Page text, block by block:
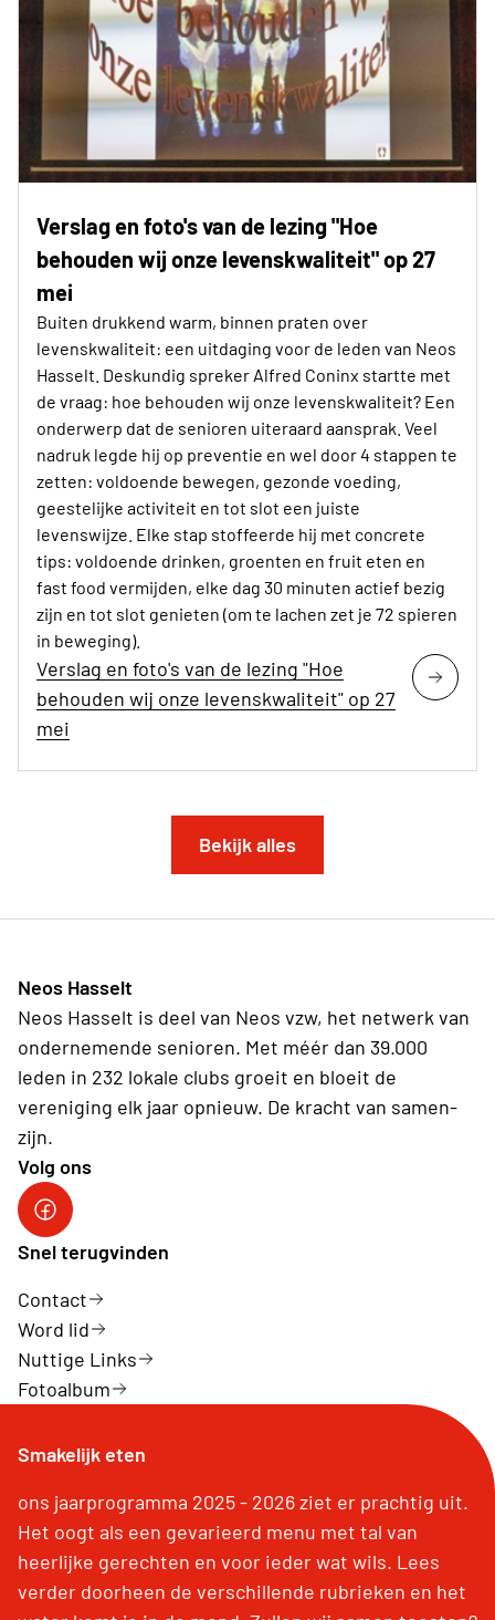
Verslag en foto's van de lezing "Hoe
behouden wij onze levenskwaliteit" op 27
mei
Buiten drukkend warm, binnen praten over
levenskwaliteit: een uitdaging voor de leden van Neos
Hasselt. Deskundig spreker Alfred Coninx startte met
de vraag: hoe behouden wij onze levenskwaliteit? Een
onderwerp dat de senioren uiteraard aansprak. Veel
nadruk legde hij op preventie en wel door 4 stappen te
zetten: voldoende bewegen, gezonde voeding,
geestelijke activiteit en tot slot een juiste
levenswijze. Elke stap stoffeerde hij met concrete
tips: voldoende drinken, groenten en fruit eten en
fast food vermijden, elke dag 30 minuten actief bezig
zijn en tot slot genieten (om te lachen zet je 72 spieren
in beweging).
Verslag en foto's van de lezing "Hoe
behouden wij onze levenskwaliteit" op 27
mei
Bekijk alles
Neos Hasselt
Neos Hasselt is deel van Neos vzw, het netwerk van
ondernemende senioren. Met méér dan 39.000
leden in 232 lokale clubs groeit en bloeit de
vereniging elk jaar opnieuw. De kracht van samen-
zijn.
Volg ons
Neos Hasselt
Snel terugvinden
Contact
Word lid
Nuttige Links
Fotoalbum
Smakelijk eten
ons jaarprogramma 2025 - 2026 ziet er prachtig uit.
Het oogt als een gevarieerd menu met tal van
heerlijke gerechten en voor ieder wat wils. Lees
verder doorheen de verschillende rubrieken en het